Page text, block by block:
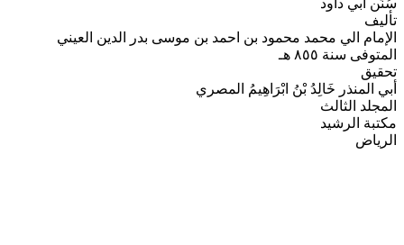
سُنَن ابي داود
تأليف
الإمام الي محمد محمود بن احمد بن موسى بدر الدين العيني
المتوفى سنة ٨٥٥ هـ
تحقيق
أبي المنذر خَالِدُ بْنُ ابْرَاهِيمُ المصري
المجلد الثالث
مكتبة الرشيد
الرياض